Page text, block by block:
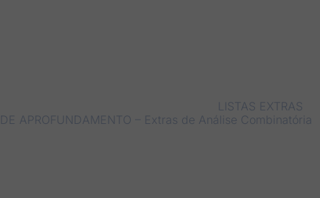
LISTAS EXTRAS
DE APROFUNDAMENTO – Extras de Análise Combinatória